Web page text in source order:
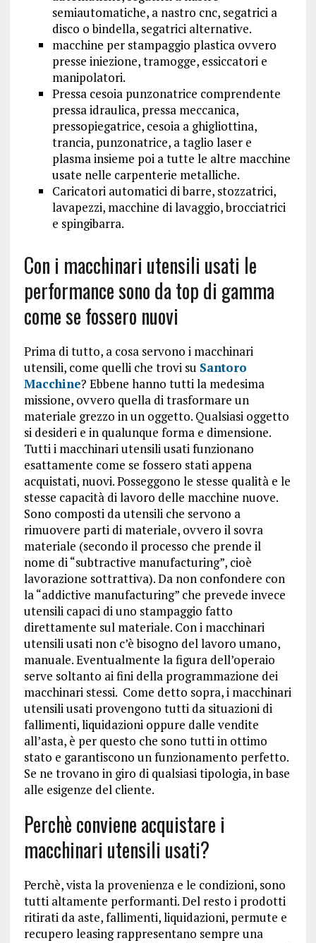
semiautomatiche, a nastro cnc, segatrici a
disco o bindella, segatrici alternative.
macchine per stampaggio plastica ovvero
presse iniezione, tramogge, essiccatori e
manipolatori.
Pressa cesoia punzonatrice comprendente
pressa idraulica, pressa meccanica,
pressopiegatrice, cesoia a ghigliottina,
trancia, punzonatrice, a taglio laser e
plasma insieme poi a tutte le altre macchine
usate nelle carpenterie metalliche.
Caricatori automatici di barre, stozzatrici,
lavapezzi, macchine di lavaggio, brocciatrici
e spingibarra.
Con i macchinari utensili usati le
performance sono da top di gamma
come se fossero nuovi
Prima di tutto, a cosa servono i macchinari
utensili, come quelli che trovi su Santoro
Macchine? Ebbene hanno tutti la medesima
missione, ovvero quella di trasformare un
materiale grezzo in un oggetto. Qualsiasi oggetto
si desideri e in qualunque forma e dimensione.
Tutti i macchinari utensili usati funzionano
esattamente come se fossero stati appena
acquistati, nuovi. Posseggono le stesse qualità e le
stesse capacità di lavoro delle macchine nuove.
Sono composti da utensili che servono a
rimuovere parti di materiale, ovvero il sovra
materiale (secondo il processo che prende il
nome di “subtractive manufacturing”, cioè
lavorazione sottrattiva). Da non confondere con
la “addictive manufacturing” che prevede invece
utensili capaci di uno stampaggio fatto
direttamente sul materiale. Con i macchinari
utensili usati non c’è bisogno del lavoro umano,
manuale. Eventualmente la figura dell’operaio
serve soltanto ai fini della programmazione dei
macchinari stessi. Come detto sopra, i macchinari
utensili usati provengono tutti da situazioni di
fallimenti, liquidazioni oppure dalle vendite
all’asta, è per questo che sono tutti in ottimo
stato e garantiscono un funzionamento perfetto.
Se ne trovano in giro di qualsiasi tipologia, in base
alle esigenze del cliente.
Perchè conviene acquistare i
macchinari utensili usati?
Perchè, vista la provenienza e le condizioni, sono
tutti altamente performanti. Del resto i prodotti
ritirati da aste, fallimenti, liquidazioni, permute e
recupero leasing rappresentano sempre una